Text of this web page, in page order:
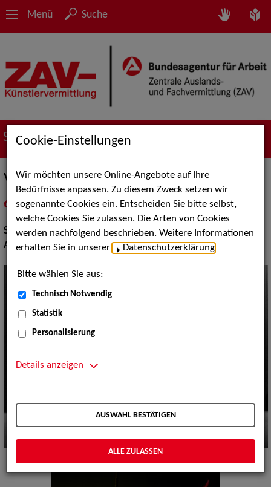
Menü Suche
Suche nach Künstler*innen
Vanessa Lee
als PDF speichern
inMeine Merklistelegen
Show:Artistik
Artistik:Luftakrobatik
Cookie-Einstellungen
Wir möchten unsere Online-Angebote auf Ihre
Bedürfnisse anpassen. Zu diesem Zweck setzen wir
sogenannte Cookies ein. Entscheiden Sie bitte selbst,
welche Cookies Sie zulassen. Die Arten von Cookies
werden nachfolgend beschrieben. Weitere Informationen
erhalten Sie in unserer
Datenschutzerklärung
Bitte wählen Sie aus:
Technisch Notwendig
Statistik
Personalisierung
Details anzeigen
AUSWAHL BESTÄTIGEN
ALLE ZULASSEN